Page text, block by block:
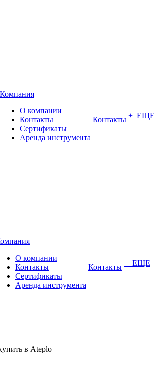
Компания
О компании
Контакты
Сертификаты
Аренда инструмента
Контакты + ЕЩЕ
О компании
Контакты
Сертификаты
Аренда инструмента
Контакты + ЕЩЕ
в Ateplo